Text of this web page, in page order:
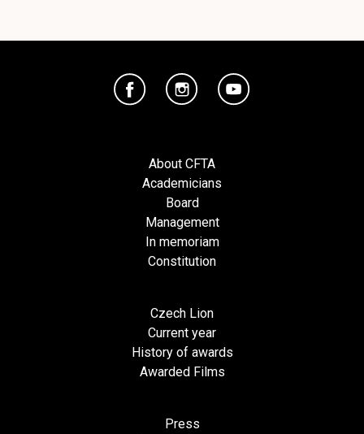
About CFTA
Academicians
Board
Management
In memoriam
Constitution
Czech Lion
Current year
History of awards
Awarded Films
Press